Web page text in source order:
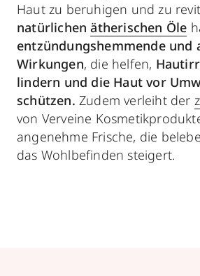
Haut zu beruhigen und zu
natürlichenätherischen Öle
entzündungshemmende und
Wirkungen, die helfen,
lindern und die Haut vor
schützen. Zudem verleiht der
von Verveine
angenehme Frische, die
das Wohlbefinden steigert.